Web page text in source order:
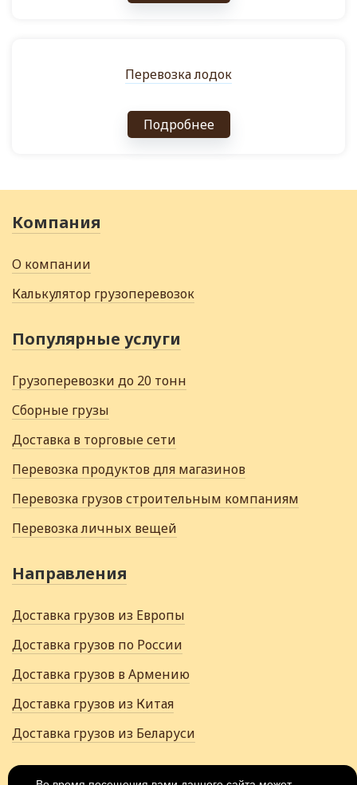
Перевозка лодок
Подробнее
Компания
О компании
Калькулятор грузоперевозок
Популярные услуги
Грузоперевозки до 20 тонн
Сборные грузы
Доставка в торговые сети
Перевозка продуктов для магазинов
Перевозка грузов строительным компаниям
Перевозка личных вещей
Направления
Доставка грузов из Европы
Доставка грузов по России
Доставка грузов в Армению
Доставка грузов из Китая
Доставка грузов из Беларуси